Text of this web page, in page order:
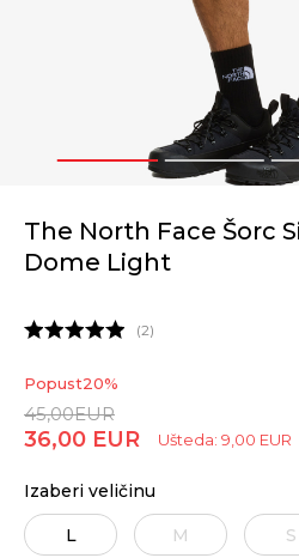
1 2
The North Face Šorc
Dome Light
2
Popust20%
45,00EUR
36,00 EUR Ušteda: 9,00 EUR
Izaberi veličinu
L M S